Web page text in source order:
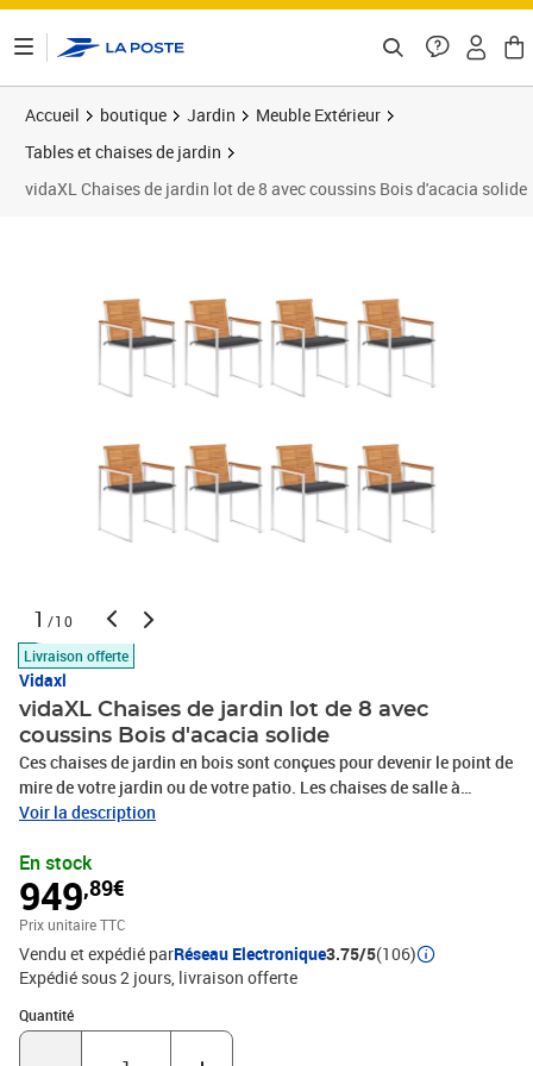
Accueil boutique Jardin
Meuble Extérieur
Tables et chaises de jardin
vidaXL Chaises de jardin lot de 8 avec coussins Bois d'acacia solide
1 /10
Livraison offerte
Vidaxl
vidaXL Chaises de jardin lot de 8 avec
coussins Bois d'acacia solide
Ces chaises de jardin en bois sont conçues pour devenir le point de
mire de votre jardin ou de votre patio. Les chaises de salle à
manger sont fabriquées en bois d'acacia massif et en acier
résistantes à la rouille, robustes et faciles à nettoyer avec un
chiffon humide. Le coussin inclus est plus qu'un supplément
pratique, il a également une fonction décorative. Asseyez-vous
pour un délicieux dîner en plein air ou détendez-vous et profitez du
beau temps avec cet ensemble classique de chaises de
jardin. Remarque : afin de prolonger la durée de vie de vos meubles
d'extérieur, nous vous recommandons de les nettoyer
régulièrement et de ne pas les laisser à l'extérieur sans protection
Voir la description
En stock
949,89€
Prix unitaire TTC
Vendu et expédié parRéseau Electronique3.75/5(106)
Expédié sous 2 jours livraison offerte
Quantité
Quantité : 1